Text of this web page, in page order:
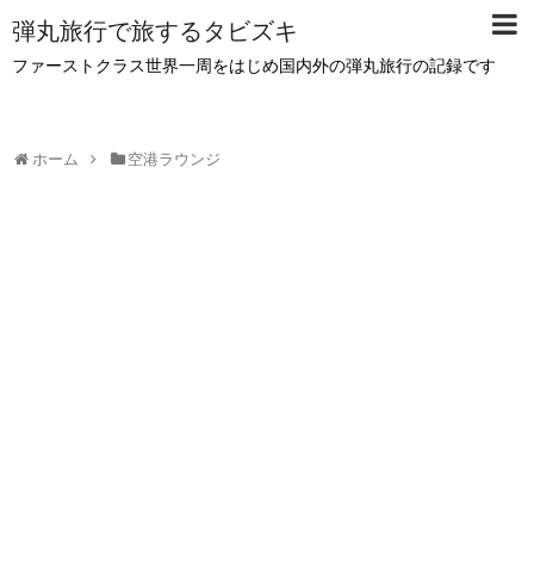
弾丸旅行で旅するタビズキ
ファーストクラス世界一周をはじめ国内外の弾丸旅行の記録です
ホーム 空港ラウンジ